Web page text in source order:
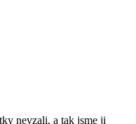
nevzali, a tak jsme ji